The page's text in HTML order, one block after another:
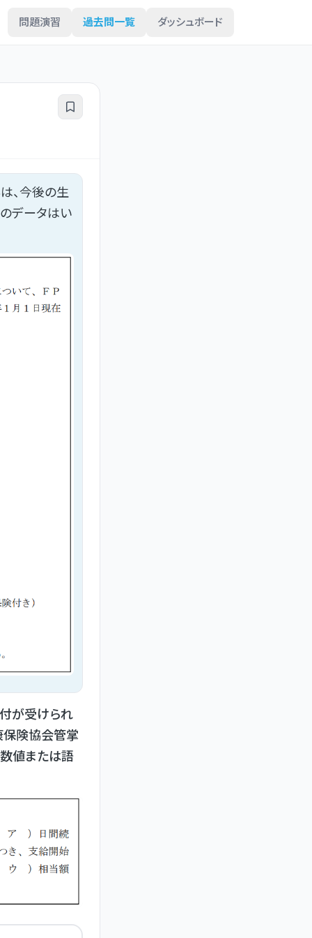
問題演習 過去問一覧 ダッシュボード
、今後の生
データはい
が受けられ
保険協会管掌
数値または語